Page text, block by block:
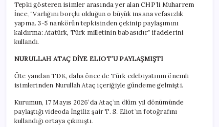
Tepki gösteren isimler arasında yer alan CHP’li Muharrem
İnce, “Varlığını borçlu olduğun o büyük insana vefasızlık
yapma. 3-5 nankörün tepkisinden çekinip paylaşımını
kaldırma: Atatürk, Türk milletinin babasıdır” ifadelerini
kullandı.
NURULLAH ATAÇ DİYE ELIOT’U PAYLAŞMIŞTI
Öte yandan TDK, daha önce de Türk edebiyatının önemli
isimlerinden Nurullah Ataç içeriğiyle gündeme gelmişti.
Kurumun, 17 Mayıs 2026’da Ataç’ın ölüm yıl dönümünde
paylaştığı videoda İngiliz şair T. S. Eliot’ın fotoğrafını
kullandığı ortaya çıkmıştı.